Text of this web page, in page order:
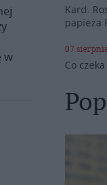
w
Kard.
papieża
07
Co